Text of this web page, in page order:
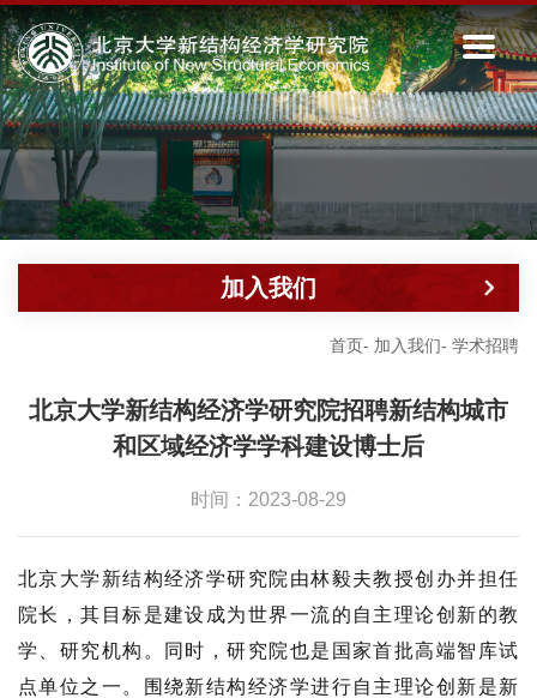
首页- 加入我们- 学术招聘
加入我们
北京大学新结构经济学研究院招聘新结构城市
和区域经济学学科建设博士后
时间：2023-08-29
北京大学新结构经济学研究院由林毅夫教授创办并担任
院长，其目标是建设成为世界一流的自主理论创新的教
学、研究机构。同时，研究院也是国家首批高端智库试
点单位之一。围绕新结构经济学进行自主理论创新是新